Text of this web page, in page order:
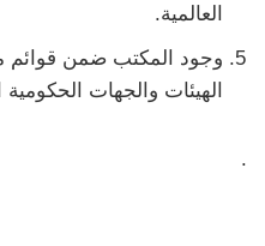
العالمية.
وجود المكتب ضمن قوائم
الهيئات والجهات
.